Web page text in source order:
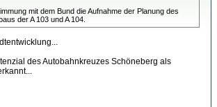
mit dem Bund die Aufnahme der Planung des
der A 103 und A 104.
des Autobahnkreuzes Schöneberg als